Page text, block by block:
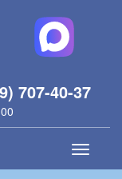
707-40-37
Toggle